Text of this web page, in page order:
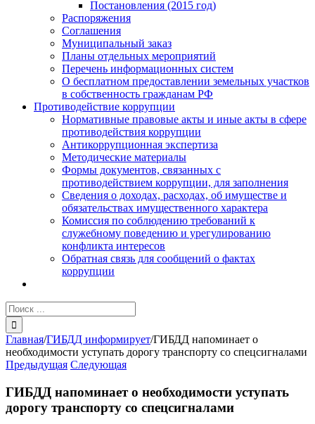
Постановления (2015 год)
Распоряжения
Соглашения
Муниципальный заказ
Планы отдельных мероприятий
Перечень информационных систем
О бесплатном предоставлении земельных участков
в собственность гражданам РФ
Противодействие коррупции
Нормативные правовые акты и иные акты в сфере
противодействия коррупции
Антикоррупционная экспертиза
Методические материалы
Формы документов, связанных с
противодействием коррупции, для заполнения
Сведения о доходах, расходах, об имуществе и
обязательствах имущественного характера
Комиссия по соблюдению требований к
служебному поведению и урегулированию
конфликта интересов
Обратная связь для сообщений о фактах
коррупции
Результат
поиска:
Главная/ГИБДД информирует/ГИБДД напоминает о
необходимости уступать дорогу транспорту со спецсигналами
Предыдущая Следующая
ГИБДД напоминает о необходимости уступать
дорогу транспорту со спецсигналами